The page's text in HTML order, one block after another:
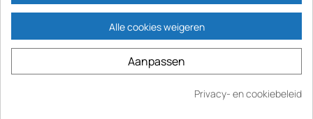
Kopen
https://www.habitatentuin.nl is een site van het bedrijf GECODIS SA met een
kapitaal van € 187.203,29, 32 Rue de Paradis - PARIJS 75010 (FRANKRIJK).
GECODIS.SA opgericht op 04/11/1998 is een dochteronderneming van ODAYA ​​​​
HOLDING met een kapitaal van 2.750.640,00 EURO.
AL ONZE PROMOTIES ZIJN GELDIG ZOALS VOORRADEN BESCHIKBAAR
Alle cookies weigeren
Aanpassen
Privacy- en cookiebeleid